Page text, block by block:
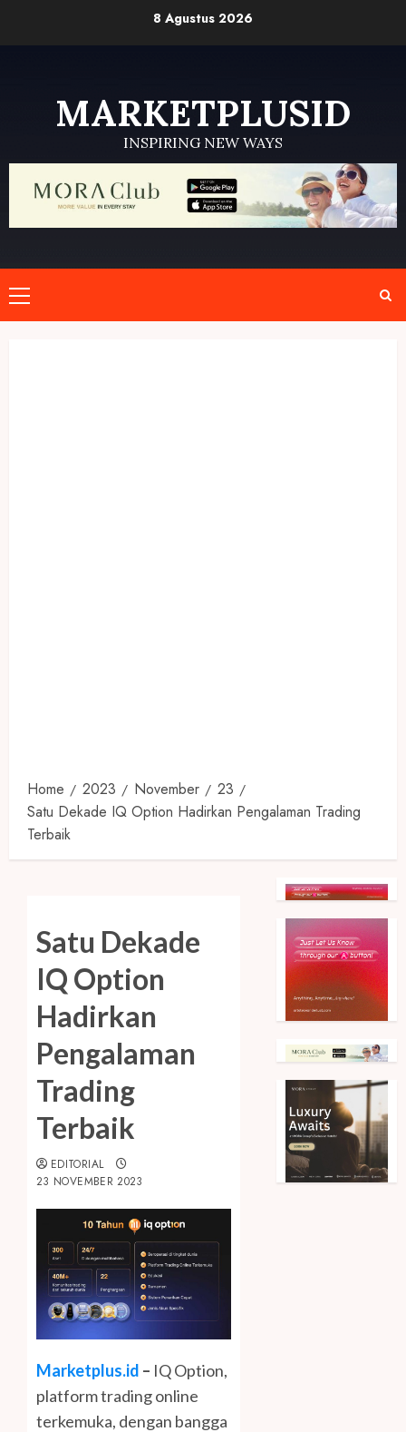
8 Agustus 2026
MARKETPLUSID
INSPIRING NEW WAYS
Primary
Menu
Home 2023 November
23
Satu Dekade IQ Option Hadirkan Pengalaman Trading
Terbaik
Satu Dekade
IQ Option
Hadirkan
Pengalaman
Trading
Terbaik
EDITORIAL
23 NOVEMBER 2023
Marketplus.id – IQ Option,
platform trading online
terkemuka, dengan bangga